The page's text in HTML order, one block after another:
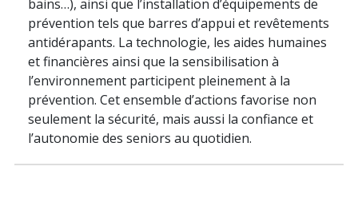
bains…), ainsi que l’installation d’équipements de
prévention tels que barres d’appui et revêtements
antidérapants. La technologie, les aides humaines
et financières ainsi que la sensibilisation à
l’environnement participent pleinement à la
prévention. Cet ensemble d’actions favorise non
seulement la sécurité, mais aussi la confiance et
l’autonomie des seniors au quotidien.